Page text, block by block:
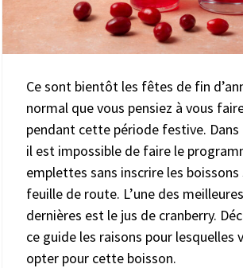
Ce sont bientôt les fêtes de fin
normal que vous pensiez à vous
pendant cette période festive.
il est impossible de faire le
emplettes sans inscrire les
feuille de route. L’une des
dernières est le jus de cranberry.
ce guide les raisons pour lesquelles
opter pour cette boisson.